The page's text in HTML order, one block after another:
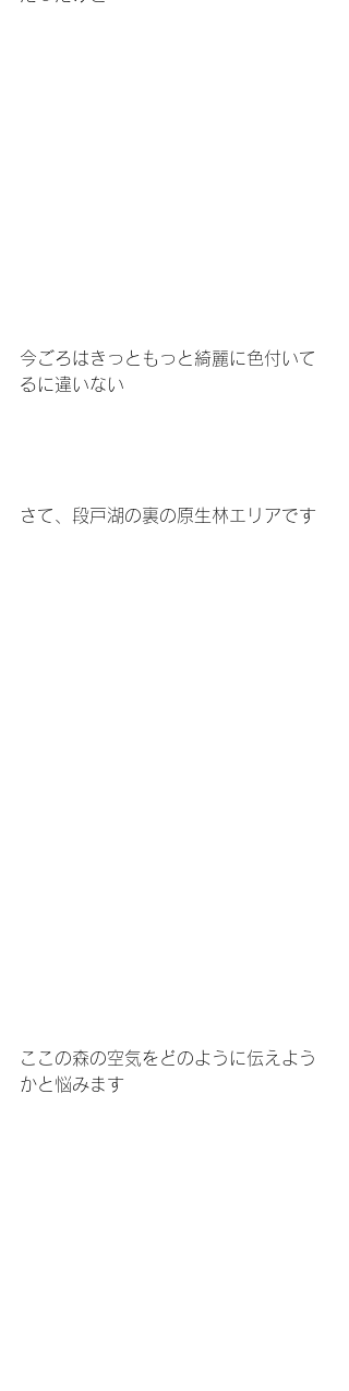
今ごろはきっともっと綺麗に色付いて
るに違いない
さて、段戸湖の裏の原生林エリアです
ここの森の空気をどのように伝えよう
かと悩みます